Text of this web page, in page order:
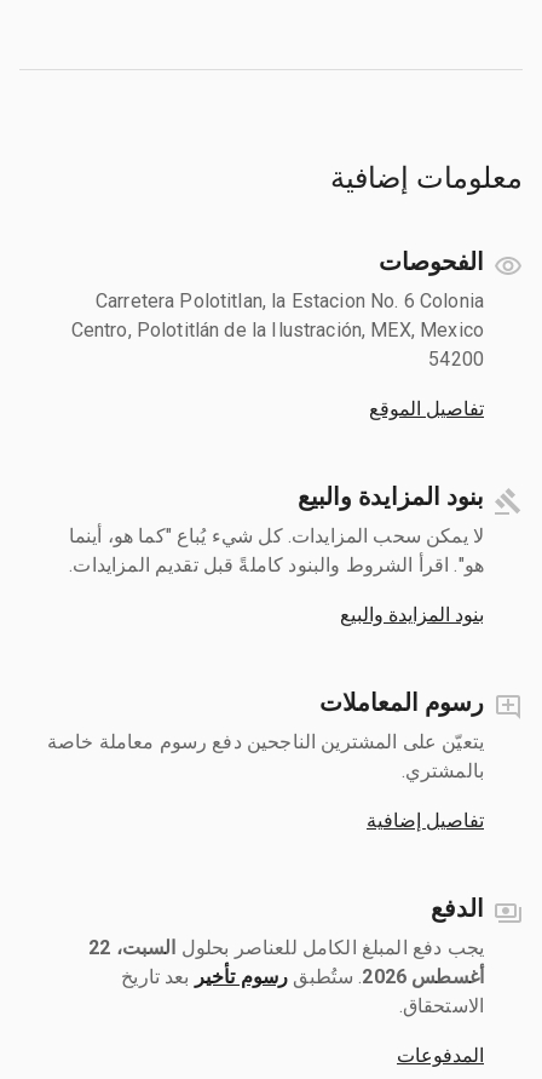
معلومات إضافية
الفحوصات
Carretera Polotitlan, la Estacion No. 6 Colonia
Centro, Polotitlán de la Ilustración, MEX, Mexico
54200
تفاصيل الموقع
بنود المزايدة والبيع
لا يمكن سحب المزايدات. كل شيء يُباع "كما هو، أينما
هو". اقرأ الشروط والبنود كاملةً قبل تقديم المزايدات.
بنود المزايدة والبيع
رسوم المعاملات
يتعيّن على المشترين الناجحين دفع رسوم معاملة خاصة
بالمشتري.
تفاصيل إضافية
الدفع
يجب دفع المبلغ الكامل للعناصر بحلول ‎
السبت، 22
أغسطس 2026
رسوم تأخير بعد تاريخ
الاستحقاق.
المدفوعات